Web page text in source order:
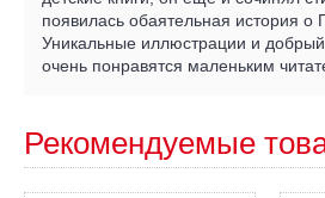
появилась обаятельная история о
Уникальные иллюстрации и
очень понравятся маленьким
Рекомендуемые